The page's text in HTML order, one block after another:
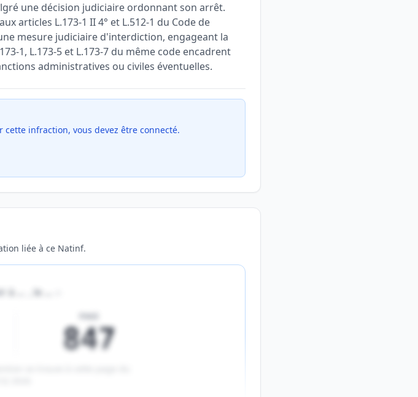
une décision judiciaire ordonnant son arrêt.
articles L.173-1 II 4° et L.512-1 du Code de
mesure judiciaire d'interdiction, engageant la
1, L.173-5 et L.173-7 du même code encadrent
administratives ou civiles éventuelles.
infraction, vous devez être connecté.
liée à ce Natinf.
à , le
847